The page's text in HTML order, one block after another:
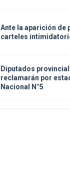
Ante la aparición de
carteles
Diputados
reclamarán por
Nacional N°5